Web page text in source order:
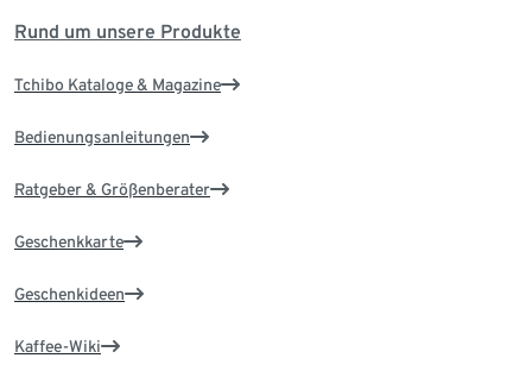
Rund um unsere Produkte
Tchibo Kataloge & Magazine
Bedienungsanleitungen
Ratgeber & Größenberater
Geschenkkarte
Geschenkideen
Kaffee-Wiki